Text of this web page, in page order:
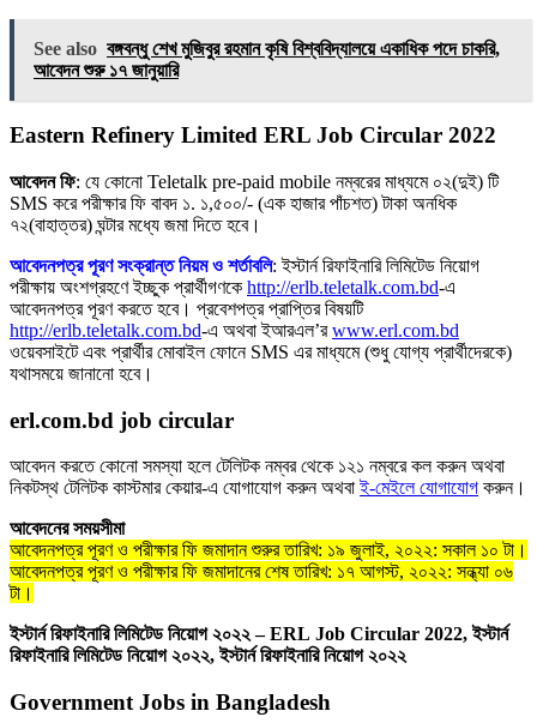
See also বঙ্গবন্ধু শেখ মুজিবুর রহমান কৃষি বিশ্ববিদ্যালয়ে একাধিক পদে চাকরি,
আবেদন শুরু ১৭ জানুয়ারি
Eastern Refinery Limited ERL Job Circular 2022
আবেদন ফি: যে কোনাে Teletalk pre-paid mobile নম্বরের মাধ্যমে ০২(দুই) টি
SMS করে পরীক্ষার ফি বাবদ ১. ১,৫০০/- (এক হাজার পাঁচশত) টাকা অনধিক
৭২(বাহাত্তর) ঘন্টার মধ্যে জমা দিতে হবে।
আবেদনপত্র পূরণ সংক্রান্ত নিয়ম ও শর্তাবলি: ইস্টার্ন রিফাইনারি লিমিটেড নিয়োগ
পরীক্ষায় অংশগ্রহণে ইচ্ছুক প্রার্থীগণকে http://erlb.teletalk.com.bd-এ
আবেদনপত্র পূরণ করতে হবে। প্রবেশপত্র প্রাপ্তির বিষয়টি
http://erlb.teletalk.com.bd-এ অথবা ইআরএল’রwww.erl.com.bd
ওয়েবসাইটে এবং প্রার্থীর মােবাইল ফোনে SMS এর মাধ্যমে (শুধু যােগ্য প্রার্থীদেরকে)
যথাসময়ে জানানাে হবে।
erl.com.bd job circular
আবেদন করতে কোনাে সমস্যা হলে টেলিটক নম্বর থেকে ১২১ নম্বরে কল করুন অথবা
নিকটস্থ টেলিটক কাস্টমার কেয়ার-এ যােগাযােগ করুন অথবা ই-মেইলে যােগাযােগ করুন।
আবেদনের সময়সীমা
আবেদনপত্র পূরণ ও পরীক্ষার ফি জমাদান শুরুর তারিখ: ১৯ জুলাই, ২০২২: সকাল ১০ টা।
আবেদনপত্র পূরণ ও পরীক্ষার ফি জমাদানের শেষ তারিখ: ১৭ আগস্ট, ২০২২: সন্ধ্যা ০৬
টা।
ইস্টার্ন রিফাইনারি লিমিটেড নিয়োগ ২০২২ – ERL Job Circular 2022, ইস্টার্ন
রিফাইনারি লিমিটেড নিয়োগ ২০২২, ইস্টার্ন রিফাইনারি নিয়োগ ২০২২
Government Jobs in Bangladesh